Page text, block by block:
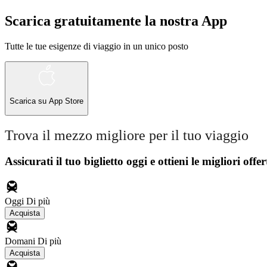
Scarica gratuitamente la nostra App
Tutte le tue esigenze di viaggio in un unico posto
Scarica su App Store
Trova il mezzo migliore per il tuo viaggio
Assicurati il ​​tuo biglietto oggi e ottieni le migliori
Oggi Di più
Acquista
Domani Di più
Acquista